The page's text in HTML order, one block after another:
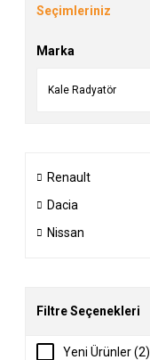
Seçimleriniz
Marka
Kale Radyatör
Renault
Dacia
Nissan
Filtre Seçenekleri
Yeni Ürünler (2)